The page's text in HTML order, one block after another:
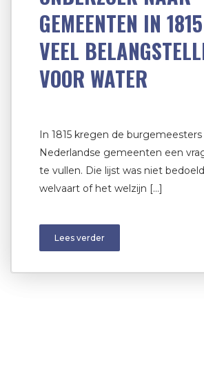
GEMEENTEN IN
VEEL
VOOR WATER
In 1815 kregen de burgemeesters
Nederlandse gemeenten een
te vullen. Die lijst was niet
welvaart of het welzijn […]
Lees verder